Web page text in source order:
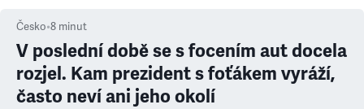
Česko•8 minut
V poslední době se s focením aut docela
rozjel. Kam prezident s foťákem vyráží,
často neví ani jeho okolí